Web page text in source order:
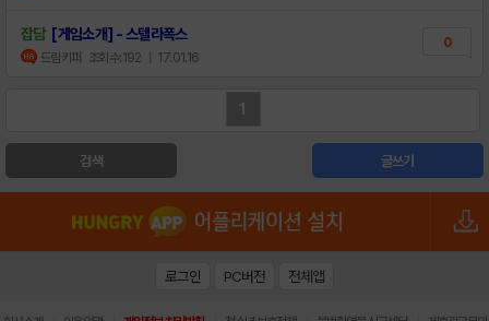
잡담 [게임소개] - 스텔라폭스
드림키퍼 조회수:192 | 17.01.16
0
1
검색 글쓰기
로그인 PC버전 전체앱